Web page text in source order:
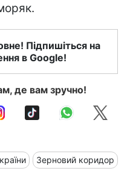
Підпишіться на
в Google!
де вам зручно!
Зерновий коридор